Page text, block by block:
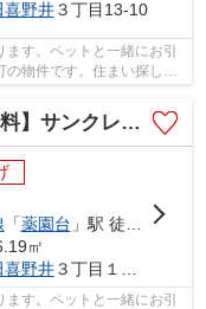
喜野井３丁目13-10
す。ペットと一緒にお引
の物件です。住まい探しで
レイドル薬園台弐番館
「薬園台 」駅 徒歩19分
㎡
喜野井３丁目１３－１０
す。ペットと一緒にお引